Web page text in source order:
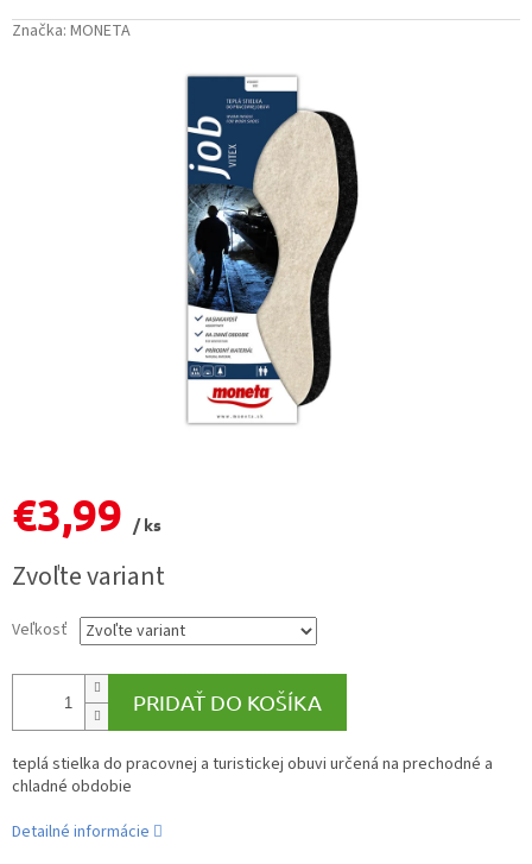
Značka: MONETA
€3,99
/ ks
cena:
Zvoľte variant
Veľkosť
PRIDAŤ DO KOŠÍKA
teplá stielka do pracovnej a turistickej obuvi určená na prechodné a
chladné obdobie
Detailné informácie